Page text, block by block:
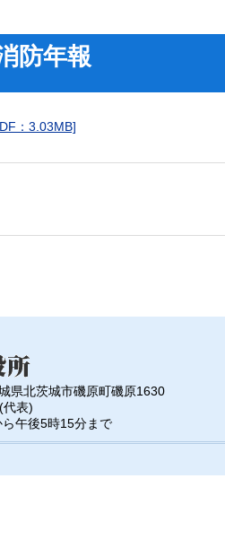
防年報
：3.03MB]
県北茨城市磯原町磯原1630
代表)
午後5時15分まで